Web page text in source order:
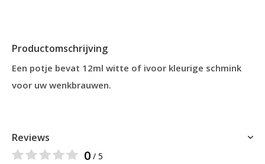
Productomschrijving
Een potje bevat 12ml witte of ivoor kleurige schmink
voor uw wenkbrauwen.
Reviews
0 / 5